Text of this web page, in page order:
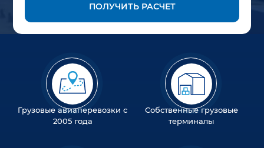
ПОЛУЧИТЬ РАСЧЕТ
Грузовые авиаперевозки с
2005 года
Собственные грузовые
терминалы